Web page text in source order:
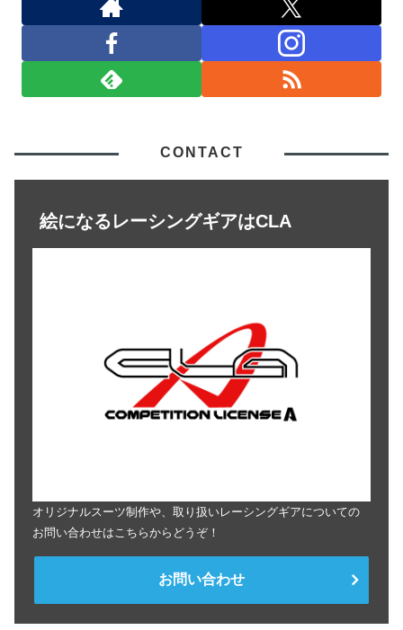
CONTACT
絵になるレーシングギアはCLA
オリジナルスーツ制作や、取り扱いレーシングギアについての
お問い合わせはこちらからどうぞ！
お問い合わせ